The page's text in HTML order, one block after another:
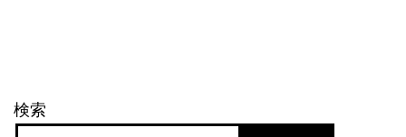
検索